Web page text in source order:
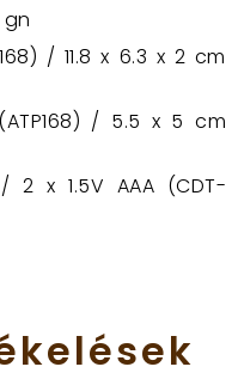
gn
/ 11.8 x 6.3 x 2 cm
/ 5.5 x 5 cm
/ 2 x 1.5V AAA (CDT-